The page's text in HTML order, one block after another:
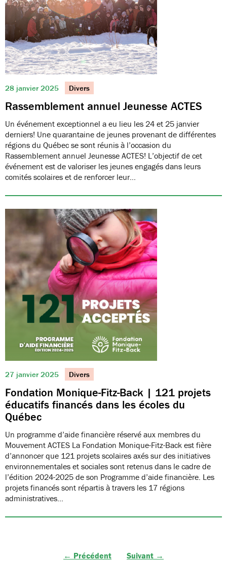
28 janvier 2025 Divers
Rassemblement annuel Jeunesse ACTES
Un événement exceptionnel a eu lieu les 24 et 25 janvier
derniers! Une quarantaine de jeunes provenant de différentes
régions du Québec se sont réunis à l’occasion du
Rassemblement annuel Jeunesse ACTES! L’objectif de cet
événement est de valoriser les jeunes engagés dans leurs
comités scolaires et de renforcer leur…
27 janvier 2025 Divers
Fondation Monique-Fitz-Back | 121 projets
éducatifs financés dans les écoles du
Québec
Un programme d’aide financière réservé aux membres du
Mouvement ACTES La Fondation Monique-Fitz-Back est fière
d’annoncer que 121 projets scolaires axés sur des initiatives
environnementales et sociales sont retenus dans le cadre de
l’édition 2024-2025 de son Programme d’aide financière. Les
projets financés sont répartis à travers les 17 régions
administratives…
← Précédent Suivant →